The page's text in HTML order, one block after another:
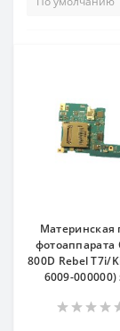
Материнская
фотоаппарата
800D Rebel T7i/
6009-